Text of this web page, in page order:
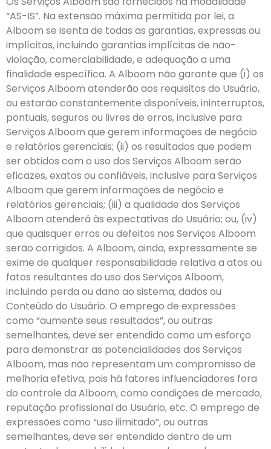
“AS-IS”. Na extensão máxima permitida por lei, a
Alboom se isenta de todas as garantias, expressas ou
implícitas, incluindo garantias implícitas de não-
violação, comerciabilidade, e adequação a uma
finalidade específica. A Alboom não garante que (i) os
Serviços Alboom atenderão aos requisitos do Usuário,
ou estarão constantemente disponíveis, ininterruptos,
pontuais, seguros ou livres de erros, inclusive para
Serviços Alboom que gerem informações de negócio
e relatórios gerenciais; (ii) os resultados que podem
ser obtidos com o uso dos Serviços Alboom serão
eficazes, exatos ou confiáveis, inclusive para Serviços
Alboom que gerem informações de negócio e
relatórios gerenciais; (iii) a qualidade dos Serviços
Alboom atenderá às expectativas do Usuário; ou, (iv)
que quaisquer erros ou defeitos nos Serviços Alboom
serão corrigidos. A Alboom, ainda, expressamente se
exime de qualquer responsabilidade relativa a atos ou
fatos resultantes do uso dos Serviços Alboom,
incluindo perda ou dano ao sistema, dados ou
Conteúdo do Usuário. O emprego de expressões
como “aumente seus resultados”, ou outras
semelhantes, deve ser entendido como um esforço
para demonstrar as potencialidades dos Serviços
Alboom, mas não representam um compromisso de
melhoria efetiva, pois há fatores influenciadores fora
do controle da Alboom, como condições de mercado,
reputação profissional do Usuário, etc. O emprego de
expressões como “uso ilimitado”, ou outras
semelhantes, deve ser entendido dentro de um